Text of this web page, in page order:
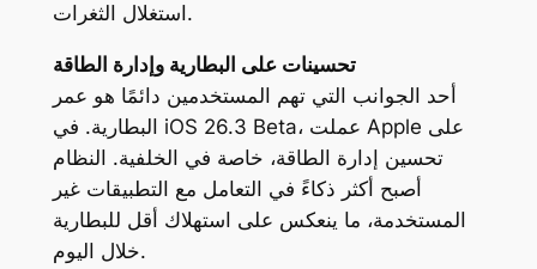
استغلال الثغرات.
تحسينات على البطارية وإدارة الطاقة
أحد الجوانب التي تهم المستخدمين دائمًا هو عمر
البطارية. في iOS 26.3 Beta، عملت Apple على
تحسين إدارة الطاقة، خاصة في الخلفية. النظام
أصبح أكثر ذكاءً في التعامل مع التطبيقات غير
المستخدمة، ما ينعكس على استهلاك أقل للبطارية
خلال اليوم.